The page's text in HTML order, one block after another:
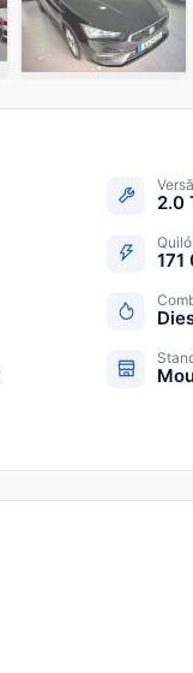
2.0
171